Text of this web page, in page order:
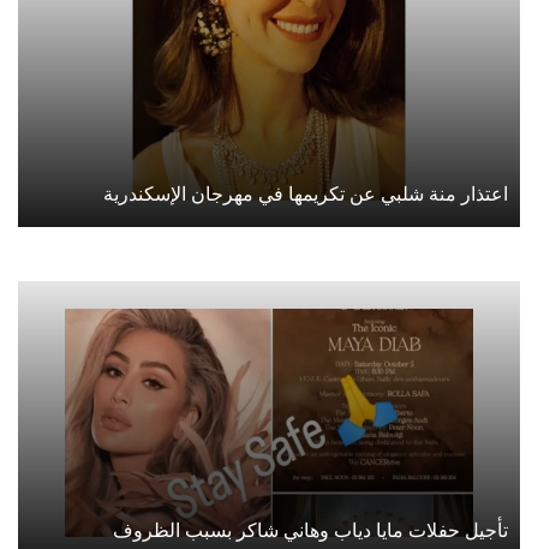
اعتذار منة شلبي عن تكريمها في مهرجان الإسكندرية
تأجيل حفلات مايا دياب وهاني شاكر بسبب الظروف